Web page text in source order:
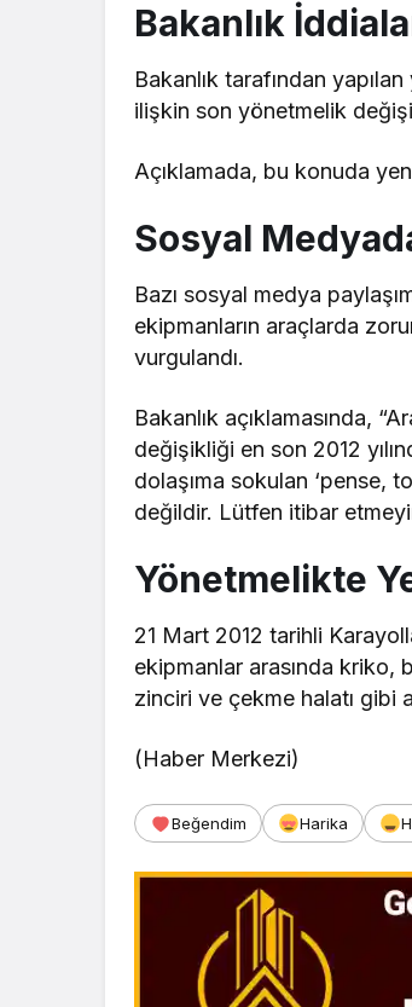
Bakanlık
Bakanlık tarafından
ilişkin son yönetmelik
Açıklamada, bu konuda
Sosyal
Bazı sosyal medya
ekipmanların araçlarda
vurgulandı.
Bakanlık açıklamasında,
değişikliği en son 2012
dolaşıma sokulan ‘pense,
değildir. Lütfen itibar
Yönetmelikte
21 Mart 2012 tarihli
ekipmanlar arasında kriko,
zinciri ve çekme halatı gibi
(Haber Merkezi)
Beğendim Harika